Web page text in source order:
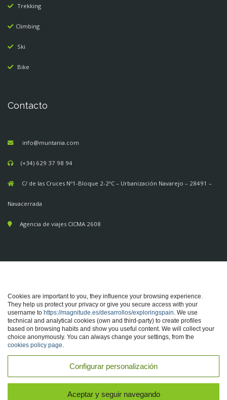
Trekking
Climbing
Ski
Bike
Contacto
info@muntania.com
(+34) 629 37 98 94
C/ de las Cruces Nº1-Bloque 2-2ºC – Urbanización Navarejo – 28491 –
Navacerrada
Agencia de viajes CICMA 2608
© 2026 Muntania Outdoors S.L.
SOCIOS AVISO LEGAL POLÍTICA DE COOKIES
Cookies are important to you, they influence your browsing experience.
They help us protect your privacy or give you secure access with your
username to https://magnitude.es/desarrollos/exploringspain. We use
technical and analytical cookies (own and third-party) to create profiles
based on browsing habits and show you useful content. We will collect your
choice anonymously. You can always change your settings, from the
cookies policy page.
Configurar personalización
Aceptar y seguir navegando